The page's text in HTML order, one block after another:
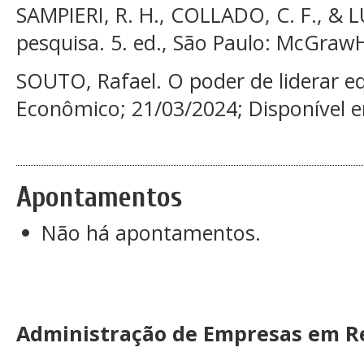
SAMPIERI, R. H., COLLADO, C. F.,
pesquisa. 5. ed., São Paulo:
SOUTO, Rafael. O poder de liderar
Econômico; 21/03/2024; Disponível
Apontamentos
Não há apontamentos.
Administração de Empresas em